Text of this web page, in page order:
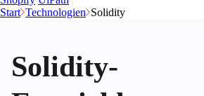
Start Technologien Solidity
Solidity-